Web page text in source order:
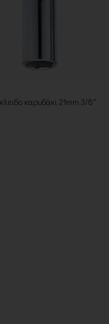
καρυδάκι 21mm 3/8"